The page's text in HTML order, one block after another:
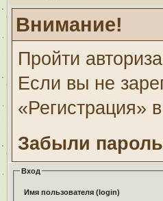
Внимание!
Пройти
Если вы не
«Регистрация»
Забыли
Вход
Имя пользователя (login)